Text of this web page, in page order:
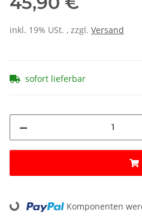
inkl. 19% USt. , zzgl. Versand
sofort lieferbar
Loading... Komponenten